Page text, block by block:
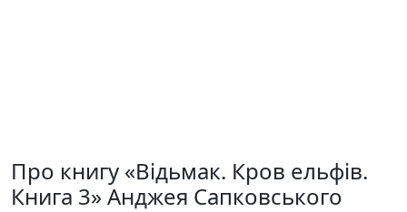
Про книгу «Відьмак. Кров ельфів.
Книга 3» Анджея Сапковського